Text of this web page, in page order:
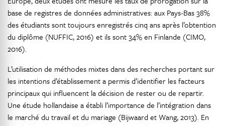
base de registres de données administratives: aux Pays-Bas 38%
des étudiants sont toujours enregistrés cinq ans après l’obtention
du diplôme (NUFFIC, 2016) et ils sont 34% en Finlande (CIMO,
2016).
L’utilisation de méthodes mixtes dans des recherches portant sur
les intentions d’établissement a permis d’identifier les facteurs
principaux qui influencent la décision de rester ou de repartir.
Une étude hollandaise a établi l’importance de l’intégration dans
le marché du travail et du mariage (Bijwaard et Wang, 2013). En